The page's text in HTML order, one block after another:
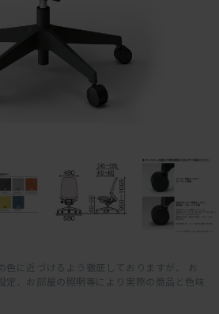
色に近づけるよう徹底しておりますが、 お
定、お部屋の照明等により実際の商品と色味